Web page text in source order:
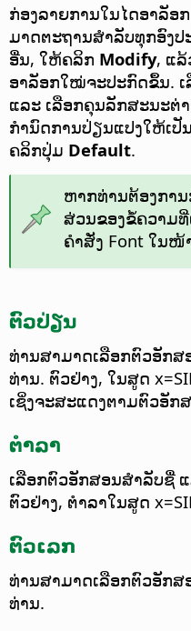
ກ່ອງລາຍການໃນໄດອາລັອກ
ມາດຕະຖານສຳລັບທຸກອົງປ
ອື່ນ, ໃຫ້ຄລິກ Modify, ແລ້
ອາລັອກໃໝ່ຈະປະກົດຂຶ້ນ.
ແລະ ເລືອກຄຸນລັກສະນະຕ່
ກຳນົດການປ່ຽນແປງໃຫ້ເ
ຄລິກປຸ່ມ Default.
ຫາກທ່ານຕ້ອງກາ
ສ່ວນຂອງຂໍ້ຄວາມ
ຄຳສັ່ງ Font ໃນໜ້
ຕົວປ່ຽນ
ທ່ານສາມາດເລືອກຕົວອັກ
ທ່ານ. ຕົວຢ່າງ, ໃນສູດ
ເຊິ່ງຈະສະແດງຕາມຕົວອັກ
ຕຳລາ
ເລືອກຕົວອັກສອນສຳລັບຊື່
ຕົວຢ່າງ, ຕຳລາໃນສູດ
ຕົວເລກ
ທ່ານສາມາດເລືອກຕົວອັກ
ທ່ານ.